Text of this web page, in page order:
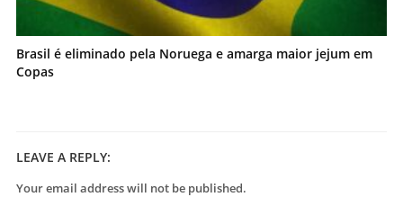
Brasil é eliminado pela Noruega e amarga maior jejum em
Copas
LEAVE A REPLY:
Your email address will not be published.